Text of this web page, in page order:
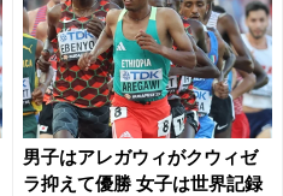
男子はアレガウィがクウィゼ
ラ抑えて優勝 女子は世界記録